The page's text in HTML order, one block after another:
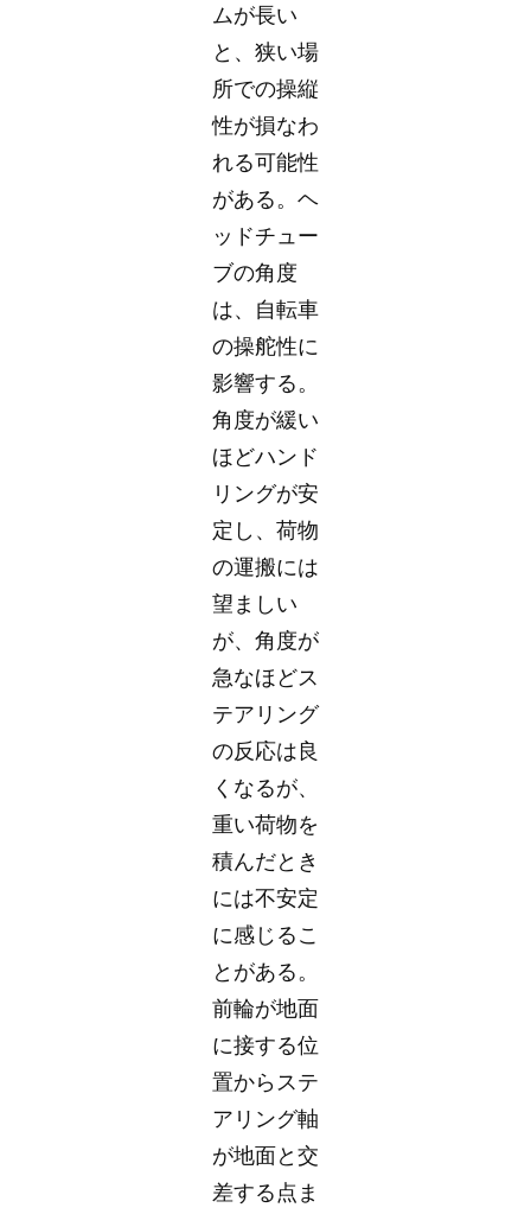
ムが長い
と、狭い場
所での操縦
性が損なわ
れる可能性
がある。ヘ
ッドチュー
ブの角度
は、自転車
の操舵性に
影響する。
角度が緩い
ほどハンド
リングが安
定し、荷物
の運搬には
望ましい
が、角度が
急なほどス
テアリング
の反応は良
くなるが、
重い荷物を
積んだとき
には不安定
に感じるこ
とがある。
前輪が地面
に接する位
置からステ
アリング軸
が地面と交
差する点ま